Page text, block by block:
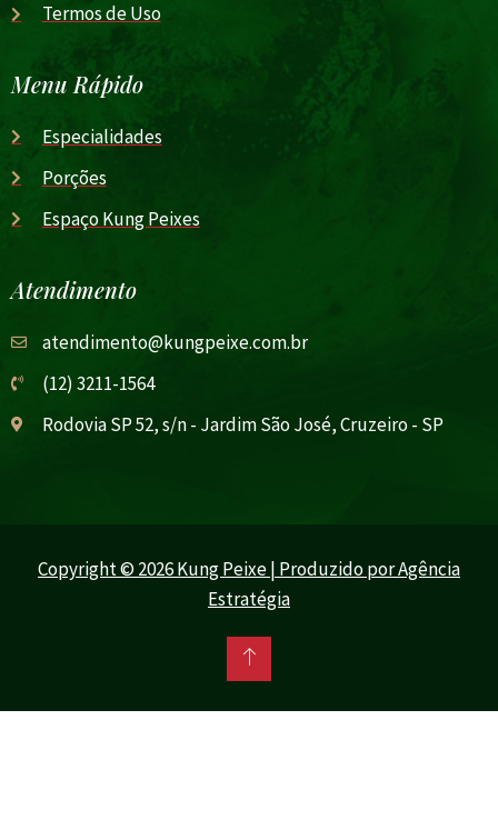
Termos de Uso
Menu Rápido
Especialidades
Porções
Espaço Kung Peixes
Atendimento
atendimento@kungpeixe.com.br
(12) 3211-1564
Rodovia SP 52, s/n - Jardim São José, Cruzeiro - SP
Copyright © 2026 Kung Peixe | Produzido por Agência
Estratégia